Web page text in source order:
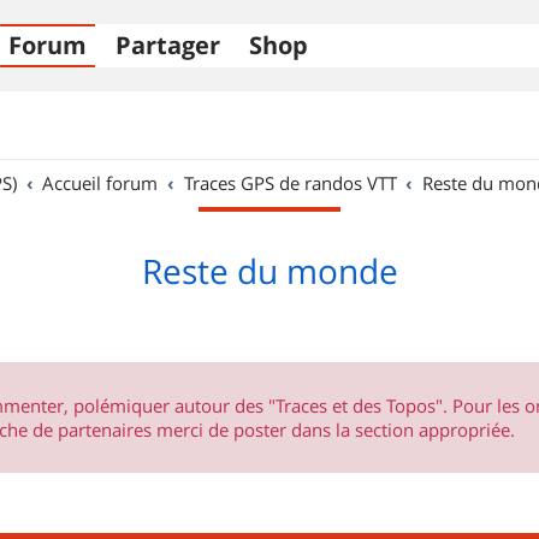
Forum Partager Shop
Accueil forum Traces GPS de randos VTT Reste du
Reste du monde
polémiquer autour des "Traces et des Topos". Pour les
de partenaires merci de poster dans la section appropriée.